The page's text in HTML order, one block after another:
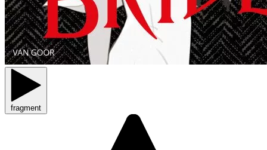
fragment